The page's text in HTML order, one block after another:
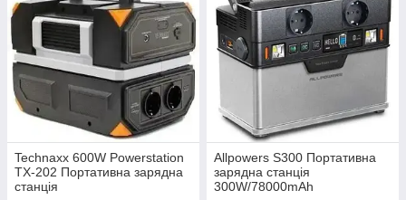
Technaxx 600W Powerstation
TX-202 Портативна зарядна
станція
Allpowers S300 Портативна
зарядна станція
300W/78000mAh